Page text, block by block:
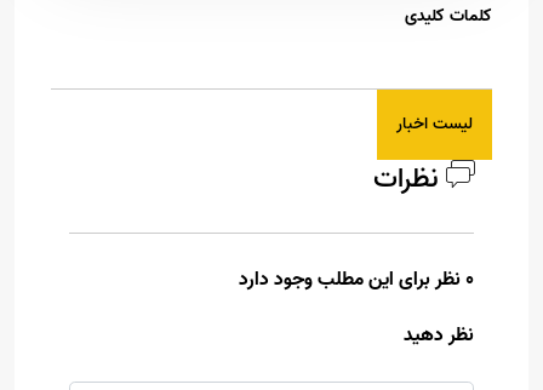
کلمات کلیدی
لیست اخبار
نظرات
0 نظر برای این مطلب وجود دارد
نظر دهید